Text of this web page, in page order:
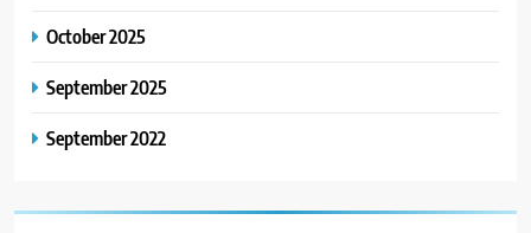
October 2025
September 2025
September 2022